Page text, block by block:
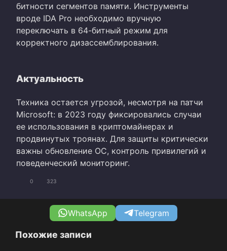
битности сегментов памяти. Инструменты
вроде IDA Pro необходимо вручную
переключать в 64-битный режим для
корректного дизассемблирования.
Актуальность
Техника остается угрозой, несмотря на патчи
Microsoft: в 2023 году фиксировались случаи
ее использования в криптомайнерах и
продвинутых троянах. Для защиты критически
важны обновление ОС, контроль привилегий и
поведенческий мониторинг.
0 323
WhatsApp Telegram
Похожие записи